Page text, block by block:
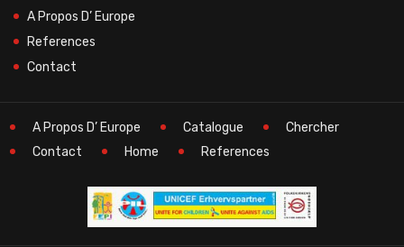
A Propos D’ Europe
References
Contact
A Propos D’ Europe Catalogue
Chercher
Contact
Home References